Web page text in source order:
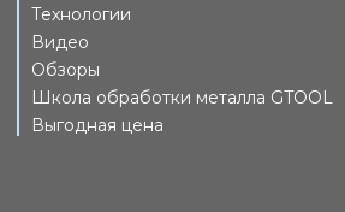
Технологии
Видео
Обзоры
Школа обработки металла GTOOL
Выгодная цена